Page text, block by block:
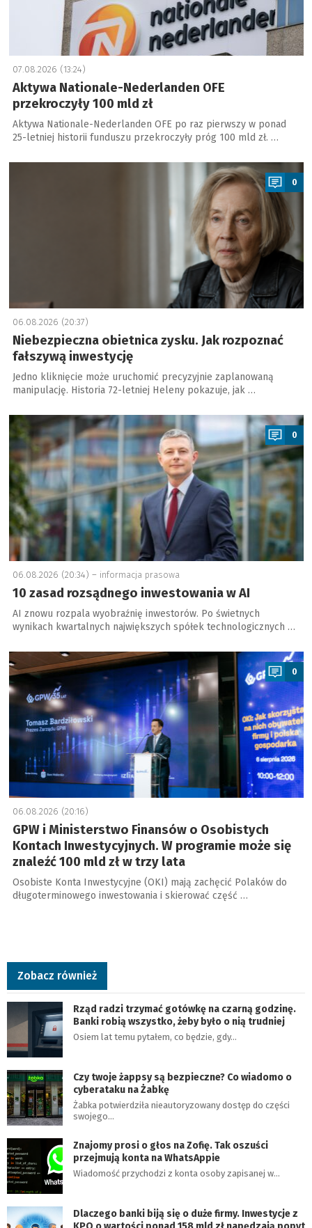
07.08.2026 (13:24)
Aktywa Nationale-Nederlanden OFE
przekroczyły 100 mld zł
Aktywa Nationale-Nederlanden OFE po raz pierwszy w ponad
25-letniej historii funduszu przekroczyły próg 100 mld zł. …
a
0
06.08.2026 (20:37)
Niebezpieczna obietnica zysku. Jak rozpoznać
fałszywą inwestycję
Jedno kliknięcie może uruchomić precyzyjnie zaplanowaną
manipulację. Historia 72-letniej Heleny pokazuje, jak …
a
0
06.08.2026 (20:34) – informacja prasowa
10 zasad rozsądnego inwestowania w AI
AI znowu rozpala wyobraźnię inwestorów. Po świetnych
wynikach kwartalnych największych spółek technologicznych …
a
0
06.08.2026 (20:16)
GPW i Ministerstwo Finansów o Osobistych
Kontach Inwestycyjnych. W programie może się
znaleźć 100 mld zł w trzy lata
Osobiste Konta Inwestycyjne (OKI) mają zachęcić Polaków do
długoterminowego inwestowania i skierować część …
Zobacz również
Rząd radzi trzymać gotówkę na czarną godzinę.
Banki robią wszystko, żeby było o nią trudniej
Osiem lat temu pytałem, co będzie, gdy…
Czy twoje żappsy są bezpieczne? Co wiadomo o
cyberataku na Żabkę
Żabka potwierdziła nieautoryzowany dostęp do części
swojego…
Znajomy prosi o głos na Zofię. Tak oszuści
przejmują konta na WhatsAppie
Wiadomość przychodzi z konta osoby zapisanej w…
Dlaczego banki biją się o duże firmy. Inwestycje z